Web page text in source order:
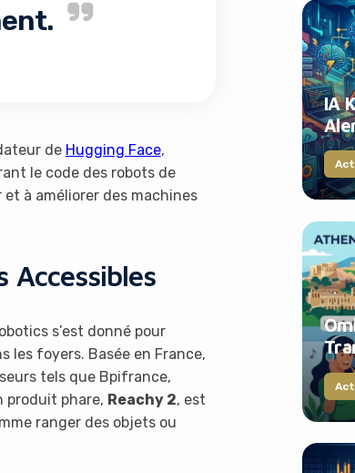
de Hugging Face,
le code des robots de
à améliorer des machines
Accessibles
s’est donné pour
les foyers. Basée en France,
tels que Bpifrance,
produit phare, Reachy 2, est
ranger des objets ou
IA
using an ad-